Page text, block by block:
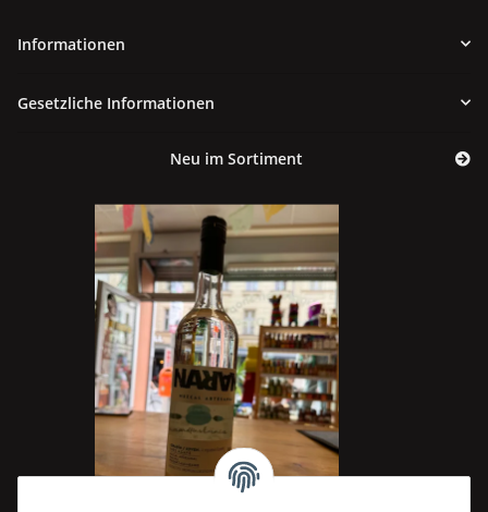
Informationen
Gesetzliche Informationen
Neu im Sortiment